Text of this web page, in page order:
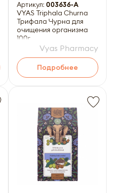
Артикул: 003636-A
VYAS Triphala Churna
Трифала Чурна для
очищения организма
100г
Vyas Pharmacy
Подробнее